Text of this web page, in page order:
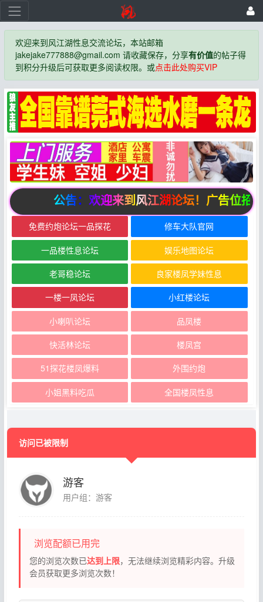
欢迎来到风江湖性息交流论坛，本站邮箱
jakejake777888@gmail.com 请收藏保存，分享有价值的帖子得
到积分升级后可获取更多阅读权限。或点击此处购买VIP
公告：欢迎来到风江湖论坛！广告位招商
免费约炮论坛一品探花 修车大队官网
一品楼性息论坛 娱乐地图论坛
老哥稳论坛 良家楼凤学妹性息
一楼一凤论坛 小红楼论坛
小喇叭论坛 品凤楼
快活林论坛 楼凤宫
51探花楼凤爆料 外围约炮
小姐黑料吃瓜 全国楼凤性息
访问已被限制
游客
用户组：游客
浏览配额已用完
您的浏览次数已达到上限，无法继续浏览精彩内容。升级
会员获取更多浏览次数！